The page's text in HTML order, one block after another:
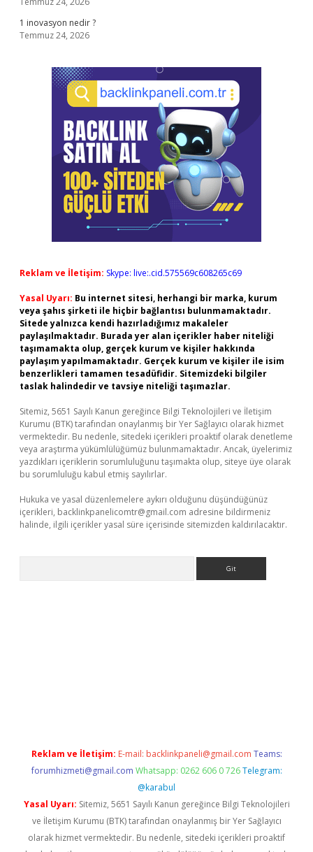
1 inovasyon nedir ?
Temmuz 24, 2026
Reklam ve İletişim: Skype: live:.cid.575569c608265c69
Yasal Uyarı: Bu internet sitesi, herhangi bir marka, kurum
veya şahıs şirketi ile hiçbir bağlantısı bulunmamaktadır.
Sitede yalnızca kendi hazırladığımız makaleler
paylaşılmaktadır. Burada yer alan içerikler haber niteliği
taşımamakta olup, gerçek kurum ve kişiler hakkında
paylaşım yapılmamaktadır. Gerçek kurum ve kişiler ile isim
benzerlikleri tamamen tesadüfidir. Sitemizdeki bilgiler
taslak halindedir ve tavsiye niteliği taşımazlar.
Sitemiz, 5651 Sayılı Kanun gereğince Bilgi Teknolojileri ve İletişim
Kurumu (BTK) tarafından onaylanmış bir Yer Sağlayıcı olarak hizmet
vermektedir. Bu nedenle, sitedeki içerikleri proaktif olarak denetleme
veya araştırma yükümlülüğümüz bulunmamaktadır. Ancak, üyelerimiz
yazdıkları içeriklerin sorumluluğunu taşımakta olup, siteye üye olarak
bu sorumluluğu kabul etmiş sayılırlar.
Hukuka ve yasal düzenlemelere aykırı olduğunu düşündüğünüz
içerikleri, backlinkpanelicomtr@gmail.com adresine bildirmeniz
halinde, ilgili içerikler yasal süre içerisinde sitemizden kaldırılacaktır.
Reklam ve İletişim: E-mail: backlinkpaneli@gmail.com Teams:
forumhizmeti@gmail.com Whatsapp: 0262 606 0 726 Telegram:
@karabul
Yasal Uyarı: Sitemiz, 5651 Sayılı Kanun gereğince Bilgi Teknolojileri
ve İletişim Kurumu (BTK) tarafından onaylanmış bir Yer Sağlayıcı
olarak hizmet vermektedir. Bu nedenle, sitedeki içerikleri proaktif